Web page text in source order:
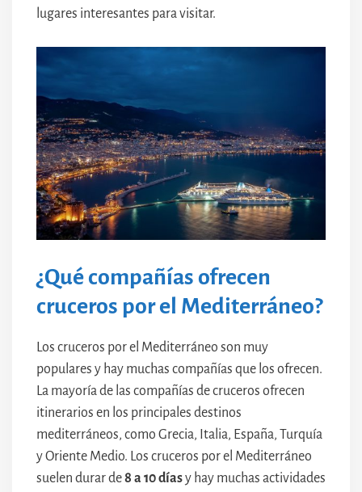
lugares interesantes para visitar.
¿Qué compañías ofrecen
cruceros por el Mediterráneo?
Los cruceros por el Mediterráneo son muy
populares y hay muchas compañías que los ofrecen.
La mayoría de las compañías de cruceros ofrecen
itinerarios en los principales destinos
mediterráneos, como Grecia, Italia, España, Turquía
y Oriente Medio. Los cruceros por el Mediterráneo
suelen durar de8 a 10 díasy hay muchas actividades